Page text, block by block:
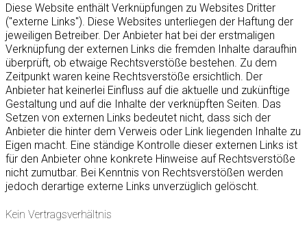
Diese Website enthält Verknüpfungen zu Websites Dritter
("externe Links"). Diese Websites unterliegen der Haftung der
jeweiligen Betreiber. Der Anbieter hat bei der erstmaligen
Verknüpfung der externen Links die fremden Inhalte daraufhin
überprüft, ob etwaige Rechtsverstöße bestehen. Zu dem
Zeitpunkt waren keine Rechtsverstöße ersichtlich. Der
Anbieter hat keinerlei Einfluss auf die aktuelle und zukünftige
Gestaltung und auf die Inhalte der verknüpften Seiten. Das
Setzen von externen Links bedeutet nicht, dass sich der
Anbieter die hinter dem Verweis oder Link liegenden Inhalte zu
Eigen macht. Eine ständige Kontrolle dieser externen Links ist
für den Anbieter ohne konkrete Hinweise auf Rechtsverstöße
nicht zumutbar. Bei Kenntnis von Rechtsverstößen werden
jedoch derartige externe Links unverzüglich gelöscht.
Kein Vertragsverhältnis